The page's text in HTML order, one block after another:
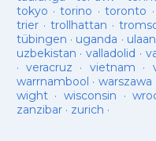
tokyo ·torino ·toronto
trier· trollhattan ·
tübingen · uganda ·
uzbekistan · valladolid ·
· veracruz · vietnam ·
warrnambool ·warszawa
wight· wisconsin ·
zanzibar· zurich ·